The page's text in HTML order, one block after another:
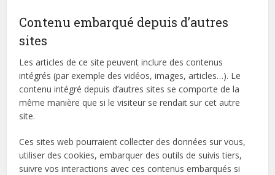
Contenu embarqué depuis d’autres
sites
Les articles de ce site peuvent inclure des contenus
intégrés (par exemple des vidéos, images, articles…). Le
contenu intégré depuis d’autres sites se comporte de la
même manière que si le visiteur se rendait sur cet autre
site.
Ces sites web pourraient collecter des données sur vous,
utiliser des cookies, embarquer des outils de suivis tiers,
suivre vos interactions avec ces contenus embarqués si